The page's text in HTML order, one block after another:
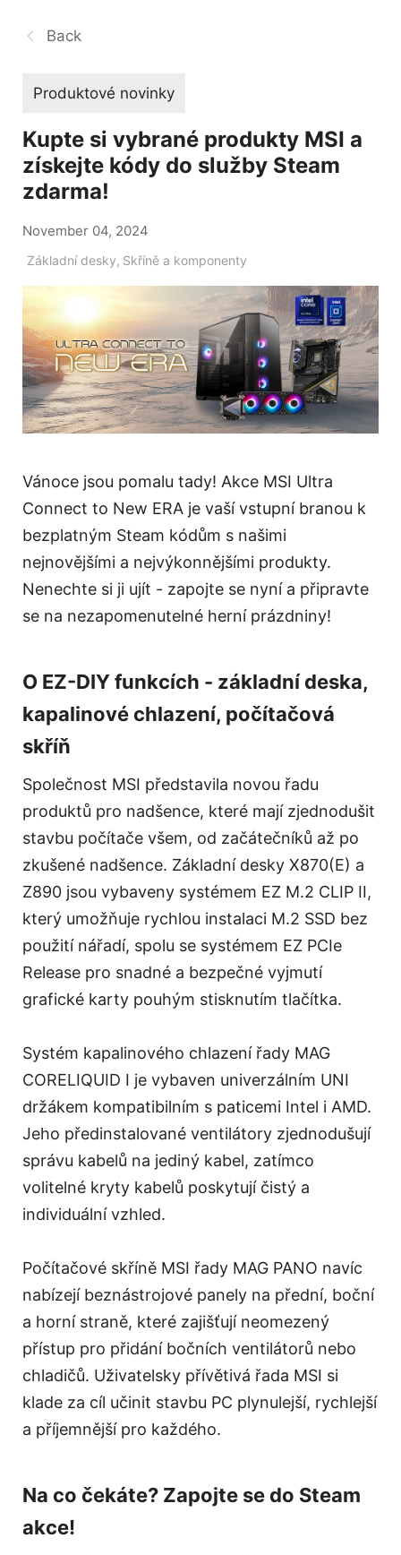
Back
Produktové novinky
Kupte si vybrané produkty MSI a
získejte kódy do služby Steam
zdarma!
November 04, 2024
Základní desky, Skříně a komponenty
Vánoce jsou pomalu tady! Akce MSI Ultra
Connect to New ERA je vaší vstupní branou k
bezplatným Steam kódům s našimi
nejnovějšími a nejvýkonnějšími produkty.
Nenechte si ji ujít - zapojte se nyní a připravte
se na nezapomenutelné herní prázdniny!
O EZ-DIY funkcích - základní deska,
kapalinové chlazení, počítačová
skříň
Společnost MSI představila novou řadu
produktů pro nadšence, které mají zjednodušit
stavbu počítače všem, od začátečníků až po
zkušené nadšence. Základní desky X870(E) a
Z890 jsou vybaveny systémem EZ M.2 CLIP II,
který umožňuje rychlou instalaci M.2 SSD bez
použití nářadí, spolu se systémem EZ PCIe
Release pro snadné a bezpečné vyjmutí
grafické karty pouhým stisknutím tlačítka.
Systém kapalinového chlazení řady MAG
CORELIQUID I je vybaven univerzálním UNI
držákem kompatibilním s paticemi Intel i AMD.
Jeho předinstalované ventilátory zjednodušují
správu kabelů na jediný kabel, zatímco
volitelné kryty kabelů poskytují čistý a
individuální vzhled.
Počítačové skříně MSI řady MAG PANO navíc
nabízejí beznástrojové panely na přední, boční
a horní straně, které zajišťují neomezený
přístup pro přidání bočních ventilátorů nebo
chladičů. Uživatelsky přívětivá řada MSI si
klade za cíl učinit stavbu PC plynulejší, rychlejší
a příjemnější pro každého.
Na co čekáte? Zapojte se do Steam
akce!